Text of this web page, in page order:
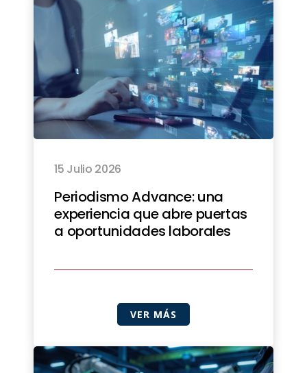
15 Julio 2026
Periodismo Advance: una
experiencia que abre puertas
a oportunidades laborales
VER MÁS